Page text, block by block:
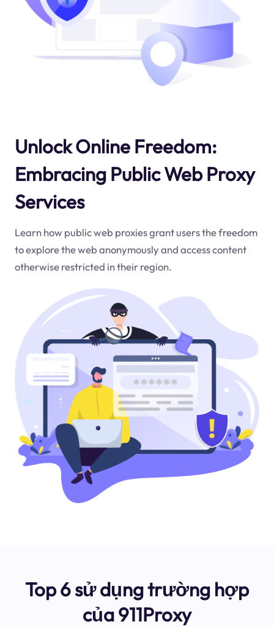
Unlock Online Freedom:
Embracing Public Web Proxy
Services
Learn how public web proxies grant users the freedom
to explore the web anonymously and access content
otherwise restricted in their region.
Top 6 sử dụng trường hợp
của 911Proxy